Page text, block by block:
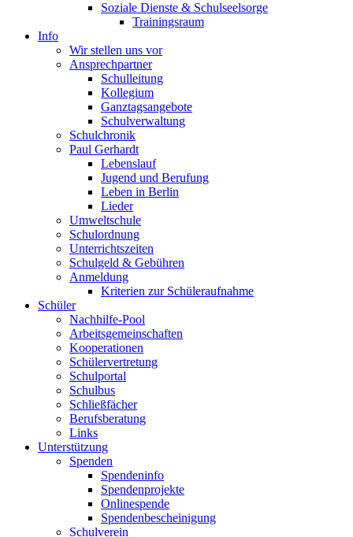
Soziale Dienste & Schulseelsorge
Trainingsraum
Info
Wir stellen uns vor
Ansprechpartner
Schulleitung
Kollegium
Ganztagsangebote
Schulverwaltung
Schulchronik
Paul Gerhardt
Lebenslauf
Jugend und Berufung
Leben in Berlin
Lieder
Umweltschule
Schulordnung
Unterrichtszeiten
Schulgeld & Gebühren
Anmeldung
Kriterien zur Schüleraufnahme
Schüler
Nachhilfe-Pool
Arbeitsgemeinschaften
Kooperationen
Schülervertretung
Schulportal
Schulbus
Schließfächer
Berufsberatung
Links
Unterstützung
Spenden
Spendeninfo
Spendenprojekte
Onlinespende
Spendenbescheinigung
Schulverein